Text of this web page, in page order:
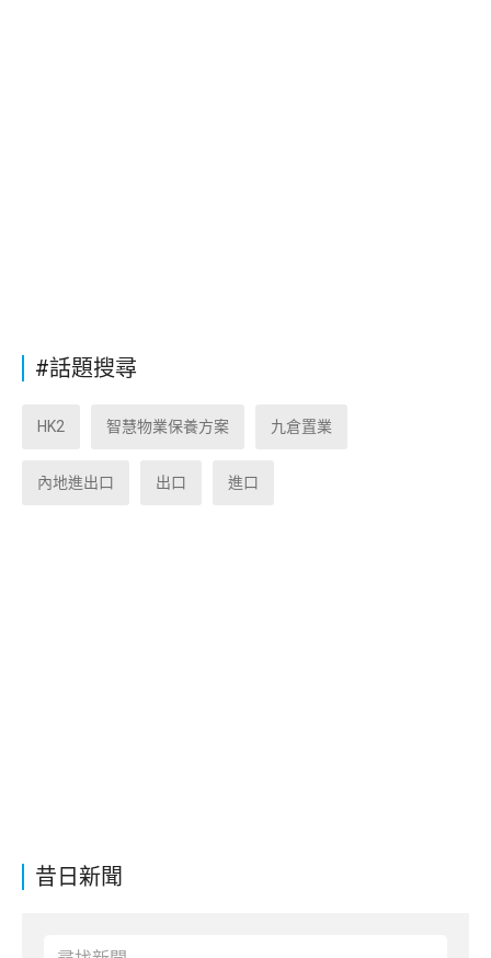
昔日新聞
#話題搜尋
HK2 智慧物業保養方案 九倉置業
內地進出口 出口 進口